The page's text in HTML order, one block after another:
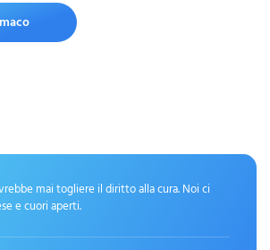
mai togliere il diritto alla cura. Noi ci
e cuori aperti.